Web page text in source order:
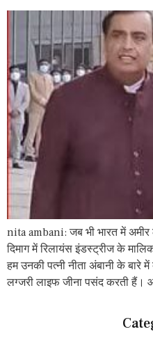
nita ambani: जब भी भारत में
दिमाग में रिलायंस इंडस्ट्रीज के
हम उनकी पत्नी नीता अंबानी के बारे
लग्जरी लाइफ जीना पसंद करती